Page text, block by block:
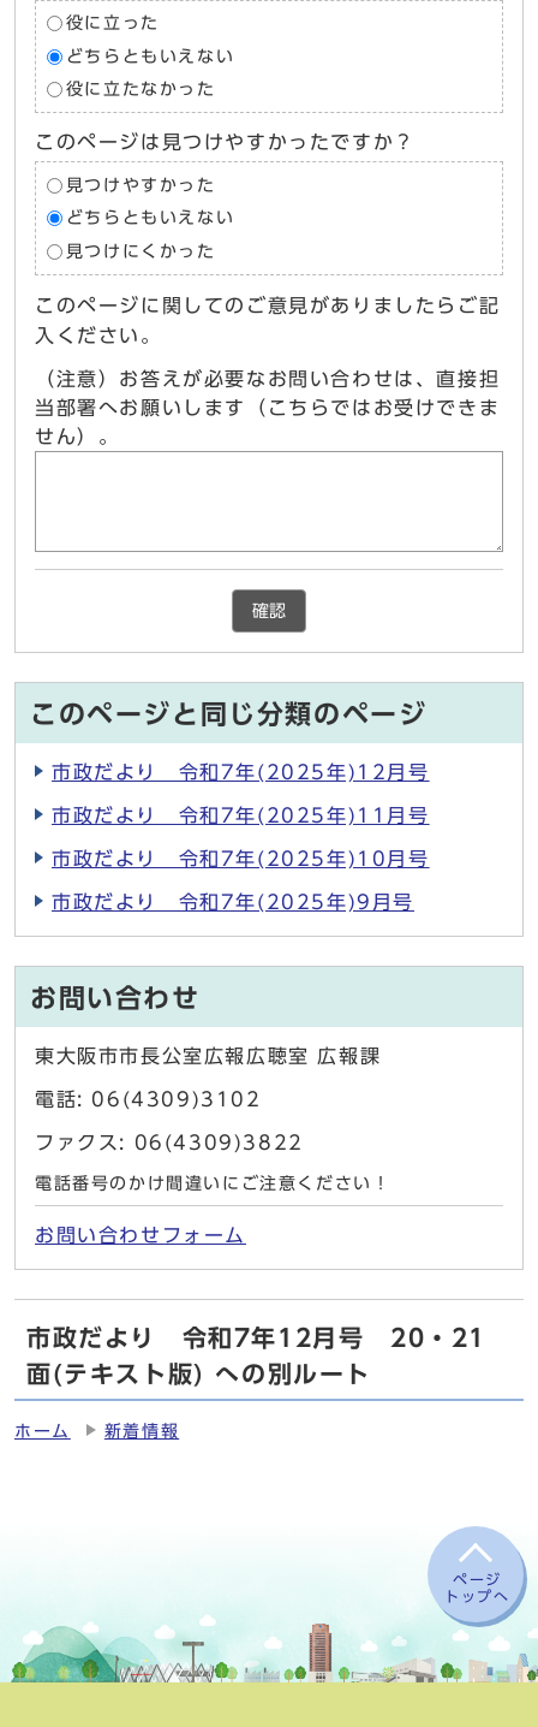
役に立った
どちらともいえない
役に立たなかった
このページは見つけやすかったですか？
見つけやすかった
どちらともいえない
見つけにくかった
このページに関してのご意見がありましたらご記
入ください。
（注意）お答えが必要なお問い合わせは、直接担
当部署へお願いします（こちらではお受けできま
せん）。
確認
このページと同じ分類のページ
市政だより 令和7年(2025年)12月号
市政だより 令和7年(2025年)11月号
市政だより 令和7年(2025年)10月号
市政だより 令和7年(2025年)9月号
お問い合わせ
東大阪市市長公室広報広聴室 広報課
電話: 06(4309)3102
ファクス: 06(4309)3822
電話番号のかけ間違いにご注意ください！
お問い合わせフォーム
市政だより 令和7年12月号 20・21
面(テキスト版) への別ルート
ホーム 新着情報
ページ
トップへ